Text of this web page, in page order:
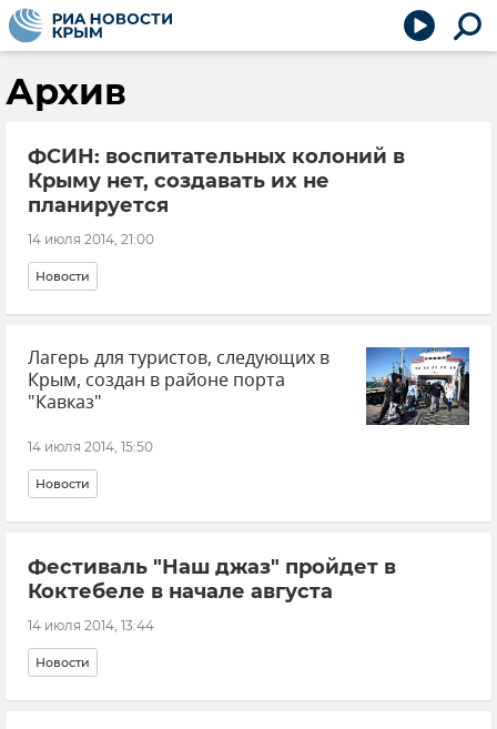
Архив
ФСИН: воспитательных колоний в
Крыму нет, создавать их не
планируется
14 июля 2014, 21:00
Новости
Лагерь для туристов, следующих в
Крым, создан в районе порта
"Кавказ"
14 июля 2014, 15:50
Новости
Фестиваль "Наш джаз" пройдет в
Коктебеле в начале августа
14 июля 2014, 13:44
Новости